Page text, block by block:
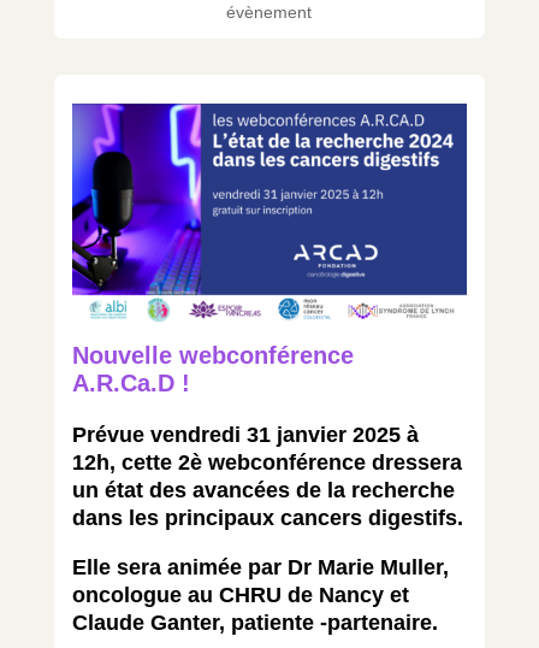
évènement
Nouvelle webconférence
A.R.Ca.D !
Prévue vendredi 31 janvier 2025 à
12h, cette 2è webconférence dressera
un état des avancées de la recherche
dans les principaux cancers digestifs.
Elle sera animée par Dr Marie Muller,
oncologue au CHRU de Nancy et
Claude Ganter, patiente -partenaire.